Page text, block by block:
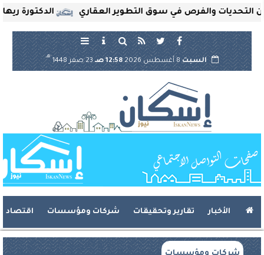
الدكتورة ريهام والفرص في سوق التطوير العقاري
السبت8 أغسطس 2026 12:58 صـ 23 صفر 1448
هـ
الأخبار تقارير وتحقيقات شركات ومؤسسات اقتصاد